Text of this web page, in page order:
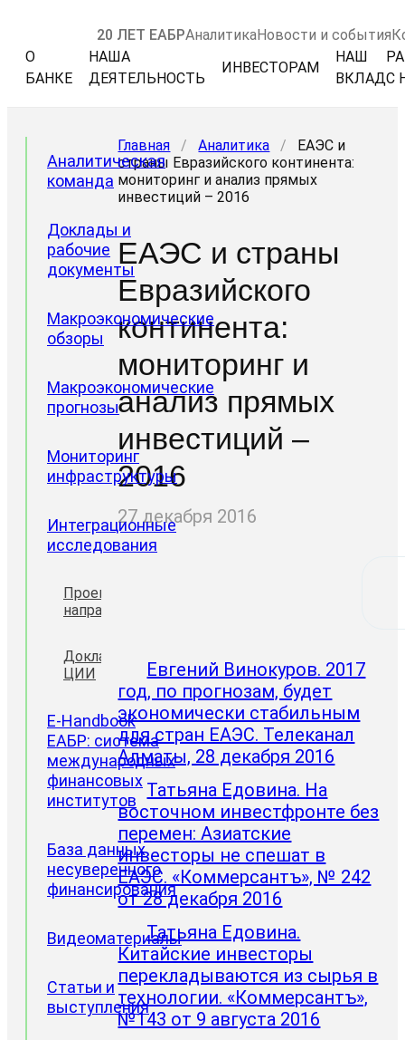
20 ЛЕТ ЕАБРАналитикаНовости и события
О
БАНКЕ
НАША
ДЕЯТЕЛЬНОСТЬ
ИНВЕСТОРАМ
НАШ
ВКЛАДС
Аналитическая
команда
Доклады и
рабочие
документы
Макроэкономические
обзоры
Макроэкономические
прогнозы
Мониторинг
инфраструктуры
Интеграционные
исследования
Проектные
направления
Доклады
ЦИИ
E-Handbook
ЕАБР: система
международных
финансовых
институтов
База данных
несуверенного
финансирования
Видеоматериалы
Статьи и
выступления
Главная / Аналитика /
ЕАЭС и
страны Евразийского континента:
мониторинг и анализ прямых
инвестиций – 2016
ЕАЭС и страны
Евразийского
континента:
мониторинг и
анализ прямых
инвестиций –
2016
27 декабря 2016
Евгений Винокуров. 2017
год, по прогнозам, будет
экономически стабильным
для стран ЕАЭС. Телеканал
Алматы, 28 декабря 2016
Татьяна Едовина. На
восточном инвестфронте без
перемен: Азиатские
инвесторы не спешат в
ЕАЭС. «Коммерсантъ», № 242
от 28 декабря 2016
Татьяна Едовина.
Китайские инвесторы
перекладываются из сырья в
технологии. «Коммерсантъ»,
№143 от 9 августа 2016